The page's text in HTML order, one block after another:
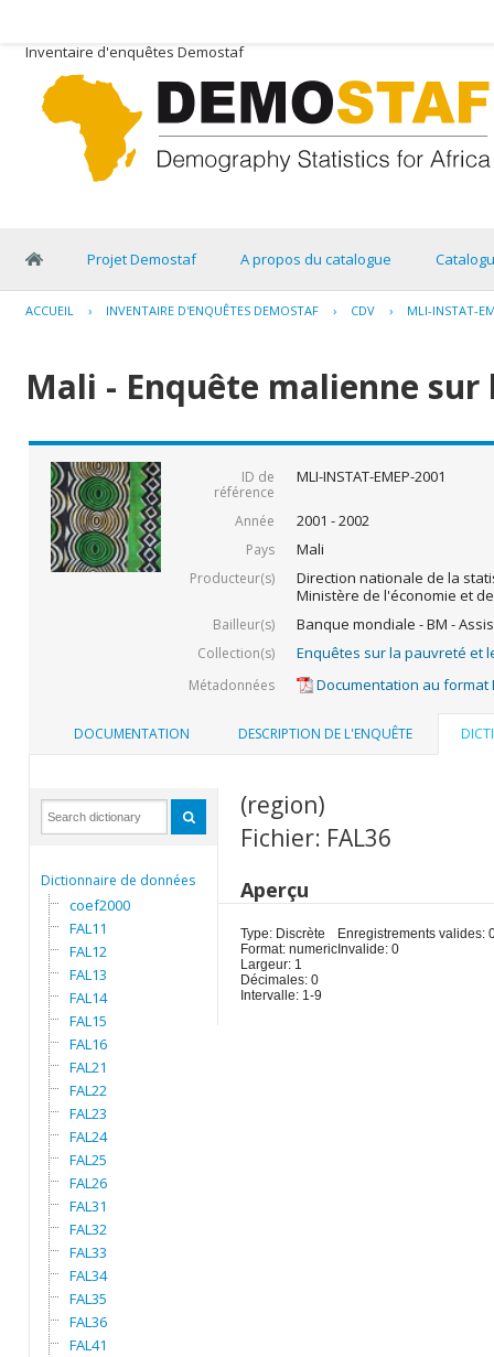
Inventaire d'enquêtes Demostaf
Projet Demostaf A propos du catalogue
ACCUEIL › INVENTAIRE D'ENQUÊTES DEMOSTAF › CDV › MLI-INSTAT-
Mali - Enquête malienne
ID de
référence
MLI-INSTAT-EMEP-2001
Année 2001 - 2002
Pays Mali
Producteur(s)
Direction nationale de la
Ministère de l'économie et
Bailleur(s) Banque mondiale - BM -
Collection(s) Enquêtes sur la pauvreté et
Métadonnées Documentation au format
DOCUMENTATION DESCRIPTION DE L'ENQUÊTE
Dictionnaire de données
coef2000
FAL11
FAL12
FAL13
FAL14
FAL15
FAL16
FAL21
FAL22
FAL23
FAL24
FAL25
FAL26
FAL31
FAL32
FAL33
FAL34
FAL35
FAL36
FAL41
(region)
Fichier: FAL36
Aperçu
Type: Discrète
Format: numeric
Largeur: 1
Décimales: 0
Intervalle: 1-9
Enregistrements valides:
Invalide: 0